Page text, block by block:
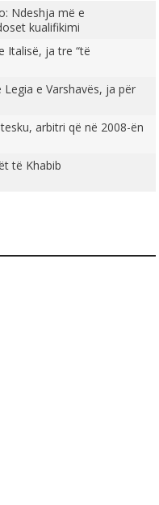
Ndeshja më e
kualifikimi
Italisë, ja tre “të
e Varshavës, ja për
arbitri që në 2008-ën
të Khabib